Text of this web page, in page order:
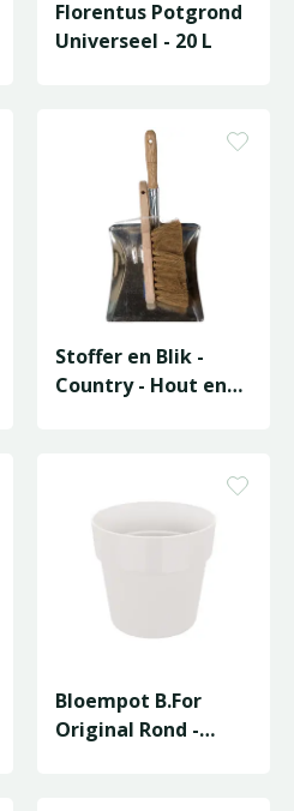
Florentus Potgrond
Universeel - 20 L
Stoffer en Blik -
Country - Hout en
Bloempot B.For
Original Rond -